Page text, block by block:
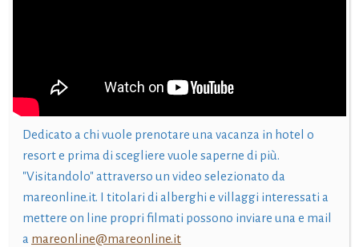
Dedicato a chi vuole prenotare una vacanza in hotel o
resort e prima di scegliere vuole saperne di più.
"Visitandolo" attraverso un video selezionato da
mareonline.it. I titolari di alberghi e villaggi interessati a
mettere on line propri filmati possono inviare una e mail
a mareonline@mareonline.it